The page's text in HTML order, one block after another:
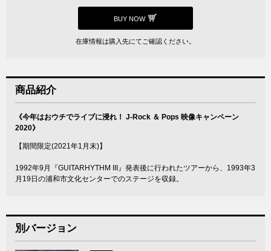
BUY NOW
在庫情報は購入先にてご確認ください。
商品紹介
《今年はおウチでライブに浸れ！ J-Rock ＆ Pops 映像キャンペーン
2020》
【期間限定(2021年1月末)】
1992年9月『GUITARHYTHM III』発表後に行われたツアーから、1993年3
月19日の浦和市文化センターでのステージを収録。
別バージョン